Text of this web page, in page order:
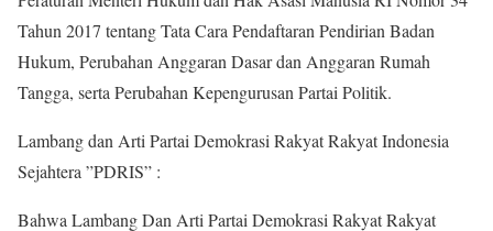
Tahun 2017 tentang Tata Cara Pendaftaran Pendirian Badan
Hukum, Perubahan Anggaran Dasar dan Anggaran Rumah
Tangga, serta Perubahan Kepengurusan Partai Politik.
Lambang dan Arti Partai Demokrasi Rakyat Rakyat Indonesia
Sejahtera ”PDRIS” :
Bahwa Lambang Dan Arti Partai Demokrasi Rakyat Rakyat